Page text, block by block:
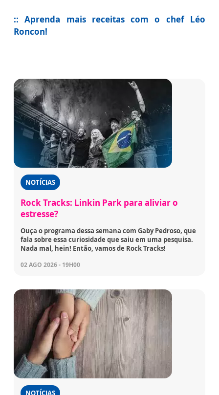
:: Aprenda mais receitas com o chef Léo
Roncon!
NOTÍCIAS
Rock Tracks: Linkin Park para aliviar o
estresse?
Ouça o programa dessa semana com Gaby Pedroso, que
fala sobre essa curiosidade que saiu em uma pesquisa.
Nada mal, hein! Então, vamos de Rock Tracks!
02 AGO 2026 - 19H00
NOTÍCIAS